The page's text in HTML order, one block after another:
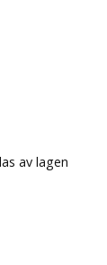
av lagen